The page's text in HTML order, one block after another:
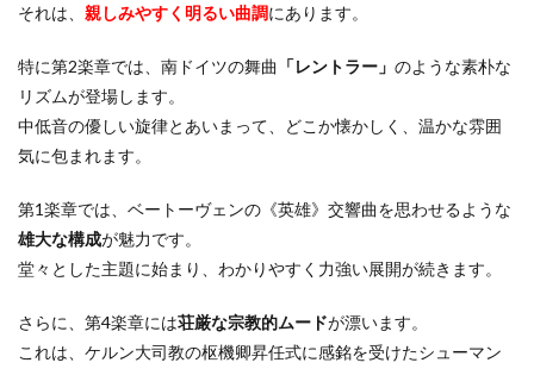
それは、 親しみやすく明るい曲調にあります。
特に第2楽章では、南ドイツの舞曲 「レントラー」 のような素朴な
リズムが登場します。
中低音の優しい旋律とあいまって、どこか懐かしく、温かな雰囲
気に包まれます。
第1楽章では、ベートーヴェンの《英雄》交響曲を思わせるような
雄大な構成が魅力です。
堂々とした主題に始まり、わかりやすく力強い展開が続きます。
さらに、第4楽章には荘厳な宗教的ムードが漂います。
これは、ケルン大司教の枢機卿昇任式に感銘を受けたシューマン